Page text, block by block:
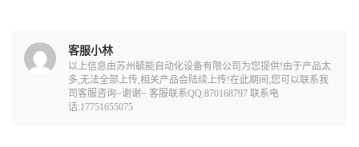
客服小林
以上信息由苏州毓能自动化设备有限公司为您提供!由于产品太
多,无法全部上传,相关产品会陆续上传!在此期间,您可以联系我
司客服咨询~谢谢~ 客服联系QQ:870168797 联系电
话:17751655075